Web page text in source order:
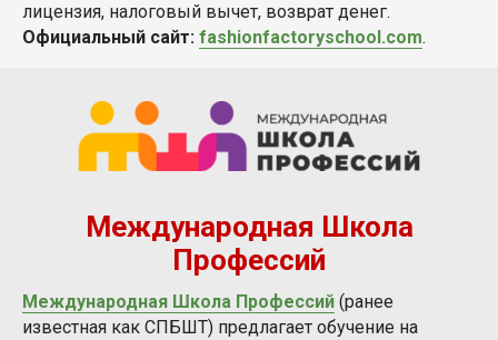
лицензия, налоговый вычет, возврат денег.
Официальный сайт: fashionfactoryschool.com.
Международная Школа
Профессий
Международная Школа Профессий (ранее
известная как СПБШТ) предлагает обучение на